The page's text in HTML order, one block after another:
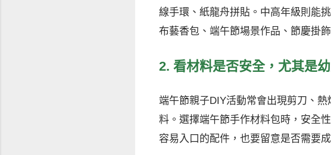
線手環、紙龍舟拼貼。中高年級則能
布藝香包、端午節場景作品、節慶掛飾
2. 看材料是否安全，尤其是
端午節親子DIY活動常會出現剪刀、
料。選擇端午節手作材料包時，安全
容易入口的配件，也要留意是否需要成